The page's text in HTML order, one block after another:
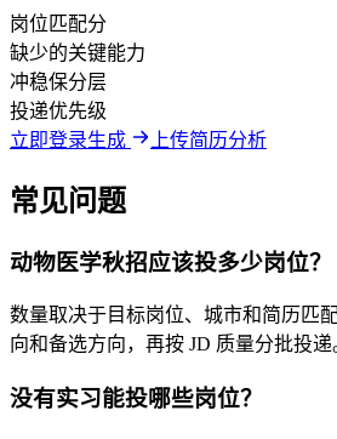
岗位匹配分
缺少的关键能力
冲稳保分层
投递优先级
立即登录生成
上传简历分析
常见问题
动物医学秋招应该投多少岗位？
数量取决于目标岗位、城市和简历匹
向和备选方向，再按 JD 质量分批投递
没有实习能投哪些岗位？